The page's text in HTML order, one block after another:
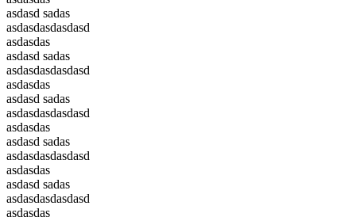
asdasd sadas
asdasdasdasdasd
asdasdas
asdasd sadas
asdasdasdasdasd
asdasdas
asdasd sadas
asdasdasdasdasd
asdasdas
asdasd sadas
asdasdasdasdasd
asdasdas
asdasd sadas
asdasdasdasdasd
asdasdas